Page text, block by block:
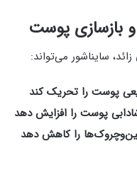
سایناشور می‌تواند:
پوست را تحریک کند
پوست را افزایش دهد
را کاهش دهد